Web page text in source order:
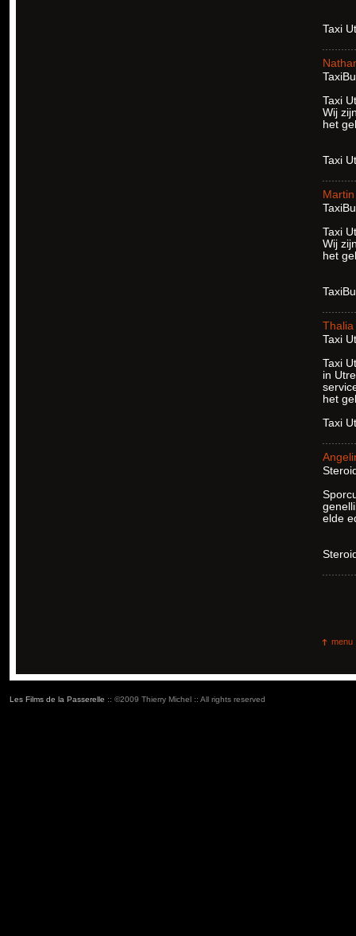
Taxi
Taxi
Wij
het
Taxi
Martin
Taxi
Wij
het
Thalia
Taxi
Taxi
in
het
Taxi
elde
menu
Les Films de la Passerelle :: ©2009 Thierry Michel :: All rights reserved